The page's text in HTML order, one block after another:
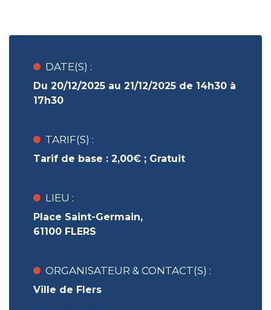
DATE(S) :
Du 20/12/2025 au 21/12/2025 de 14h30 à
17h30
TARIF(S) :
Tarif de base : 2,00€ ; Gratuit
LIEU :
Place Saint-Germain,
61100 FLERS
ORGANISATEUR & CONTACT(S) :
Ville de Flers